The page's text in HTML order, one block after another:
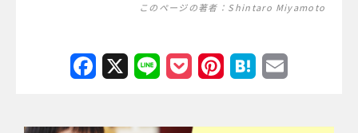
このページの著者： Shintaro Miyamoto